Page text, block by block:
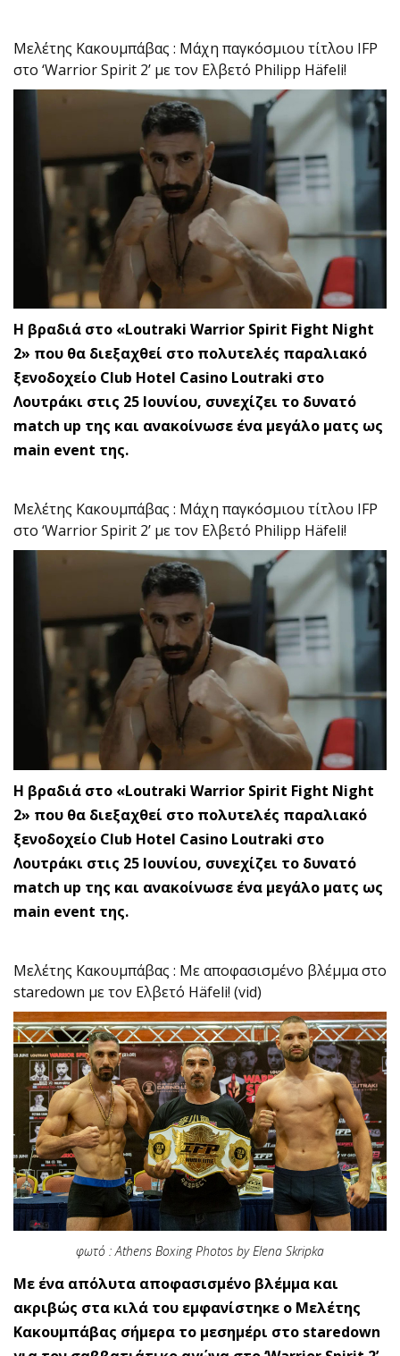
Μελέτης Κακουμπάβας : Μάχη παγκόσμιου τίτλου IFP
στο ‘Warrior Spirit 2’ με τον Ελβετό Philipp Häfeli!
Η βραδιά στο «Loutraki Warrior Spirit Fight Night
2» που θα διεξαχθεί στο πολυτελές παραλιακό
ξενοδοχείο Club Hotel Casino Loutraki στο
Λουτράκι στις 25 Ιουνίου, συνεχίζει το δυνατό
match up της και ανακοίνωσε ένα μεγάλο ματς ως
main event της.
Μελέτης Κακουμπάβας : Μάχη παγκόσμιου τίτλου IFP
στο ‘Warrior Spirit 2’ με τον Ελβετό Philipp Häfeli!
Η βραδιά στο «Loutraki Warrior Spirit Fight Night
2» που θα διεξαχθεί στο πολυτελές παραλιακό
ξενοδοχείο Club Hotel Casino Loutraki στο
Λουτράκι στις 25 Ιουνίου, συνεχίζει το δυνατό
match up της και ανακοίνωσε ένα μεγάλο ματς ως
main event της.
Μελέτης Κακουμπάβας : Με αποφασισμένο βλέμμα στο
staredown με τον Ελβετό Häfeli! (vid)
φωτό : Athens Boxing Photos by Elena Skripka
Με ένα απόλυτα αποφασισμένο βλέμμα και
ακριβώς στα κιλά του εμφανίστηκε ο Μελέτης
Κακουμπάβας σήμερα το μεσημέρι στο staredown